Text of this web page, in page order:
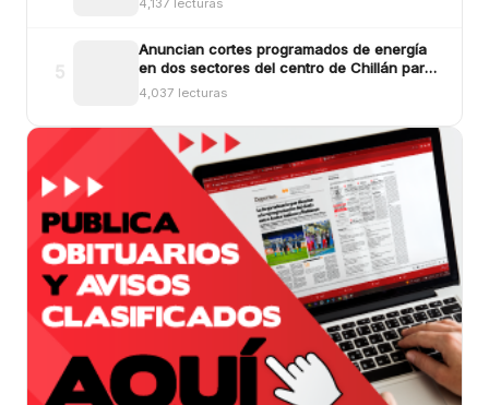
Anuncian cortes programados de energía
en dos sectores del centro de Chillán para
este viernes
4,037 lecturas